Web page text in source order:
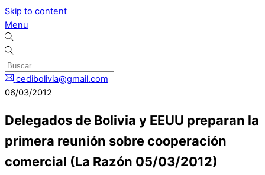
Skip to content
Menu
cedibolivia@gmail.com
06/03/2012
Delegados de Bolivia y EEUU preparan la
primera reunión sobre cooperación
comercial (La Razón 05/03/2012)